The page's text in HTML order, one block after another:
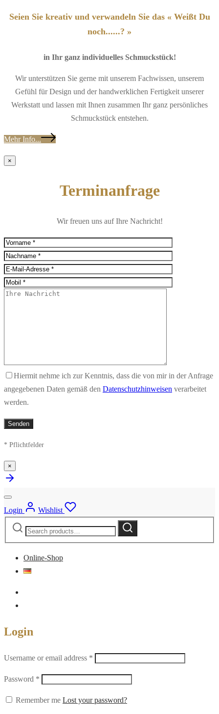
Seien Sie kreativ und verwandeln Sie das « Weißt Du
noch......? »
in Ihr ganz individuelles Schmuckstück!
Wir unterstützen Sie gerne mit unserem Fachwissen, unserem
Gefühl für Design und der handwerklichen Fertigkeit unserer
Werkstatt und lassen mit Ihnen zusammen Ihr ganz persönliches
Schmuckstück entstehen.
Mehr Info...
×
Terminanfrage
Wir freuen uns auf Ihre Nachricht!
Hiermit nehme ich zur Kenntnis, dass die von mir in der Anfrage
angegebenen Daten gemäß den Datenschutzhinweisen verarbeitet
werden.
* Pflichtfelder
×
Login
Wishlist
Search
Search
Online-Shop
Login
Username or email address *
Password *
Remember me Lost your password?